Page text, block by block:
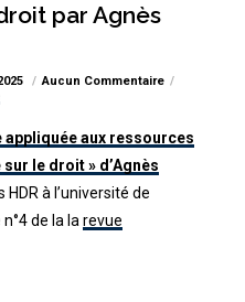
par Agnès
Aucun Commentaire
appliquée aux ressources
le droit » d’Agnès
à l’université de
de la larevue